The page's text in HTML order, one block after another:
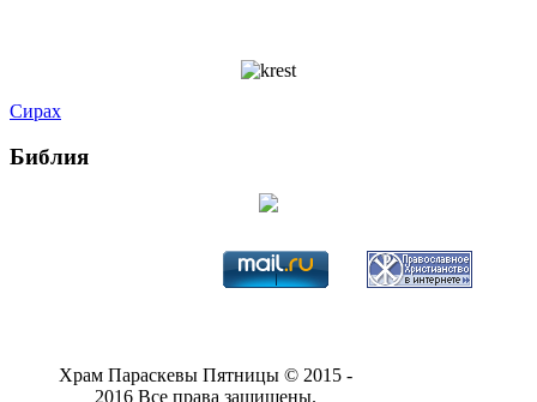
Сирах
Библия
Храм Параскевы Пятницы © 2015 -
2016 Все права защищены.